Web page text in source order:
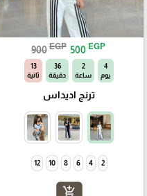
900 EGP 500 EGP
4
يوم
2
ساعة
36
دقيقة
10
ثانية
ترنج اديداس
2
4
6
8
10
12
add_shopping_cart